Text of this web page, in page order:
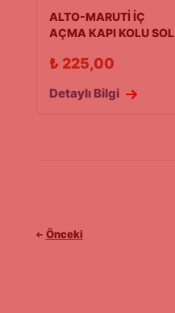
ALTO-MARUTİ İÇ
AÇMA KAPI KOLU SOL
₺ 225,00
Detaylı Bilgi
Önceki